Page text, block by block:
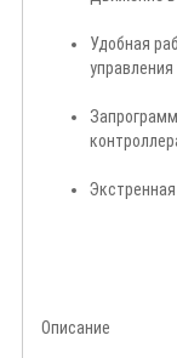
Удобная
управления
Описание